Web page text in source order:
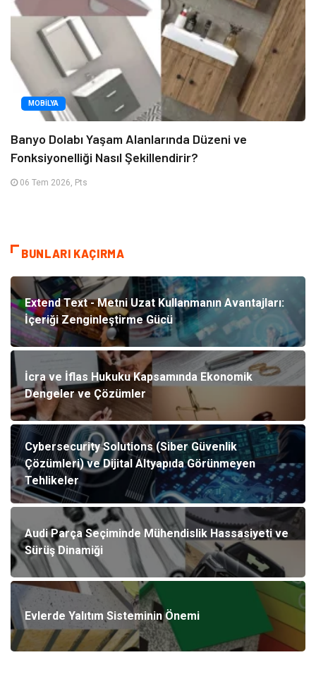
MOBILYA
Banyo Dolabı Yaşam Alanlarında Düzeni ve
Fonksiyonelliği Nasıl Şekillendirir?
06 Tem 2026, Pts
BUNLARI KAÇIRMA
Extend Text - Metni Uzat Kullanmanın Avantajları:
İçeriği Zenginleştirme Gücü
İcra ve İflas Hukuku Kapsamında Ekonomik
Dengeler ve Çözümler
Cybersecurity Solutions (Siber Güvenlik
Çözümleri) ve Dijital Altyapıda Görünmeyen
Tehlikeler
Audi Parça Seçiminde Mühendislik Hassasiyeti ve
Sürüş Dinamiği
Evlerde Yalıtım Sisteminin Önemi